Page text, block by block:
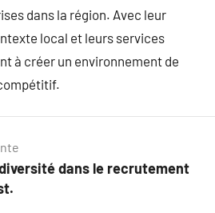
dans la région. Avec leur
local et leurs services
à créer un environnement de
dans le recrutement